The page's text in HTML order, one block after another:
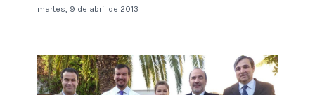
martes, 9 de abril de 2013